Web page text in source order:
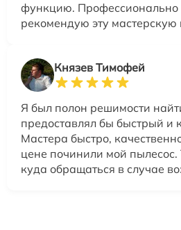
функцию. Профессионально
рекомендую эту мастерскую
Князев Тимофей
Я был полон решимости
предоставлял бы быстрый и
Мастера быстро,
цене починили мой
куда обращаться в случае